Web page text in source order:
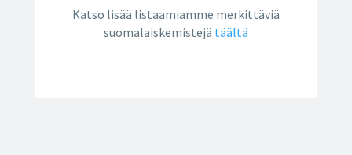
Katso lisää listaamiamme merkittäviä
suomalaiskemistejä täältä